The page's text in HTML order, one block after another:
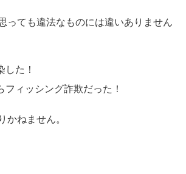
っても違法なものには違いありません
した！
フィッシング詐欺だった！
かねません。